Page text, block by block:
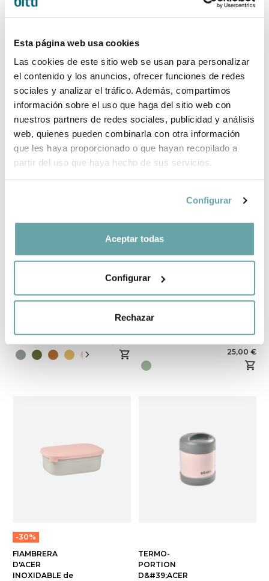
Esta página web usa cookies
Las cookies de este sitio web se usan para personalizar
el contenido y los anuncios, ofrecer funciones de redes
sociales y analizar el tráfico. Además, compartimos
información sobre el uso que haga del sitio web con
nuestros partners de redes sociales, publicidad y análisis
web, quienes pueden combinarla con otra información
que les haya proporcionado o que hayan recopilado a
partir del uso que haya hecho de sus servicios.
Configurar
Aceptar todas
Configurar
Rechazar
AMPOLLA
D'ACER
INOXIDABLE
350ml TRIXIE
22,99 €
AMPOLLA
D'ACER
INOXIDABLE
500ml TRIXIE
26,99 €
CANTIMPLORA
25,00 €
-30%
FIAMBRERA
D'ACER
INOXIDABLE de
TERMO-
PORTION
D&#39;ACER